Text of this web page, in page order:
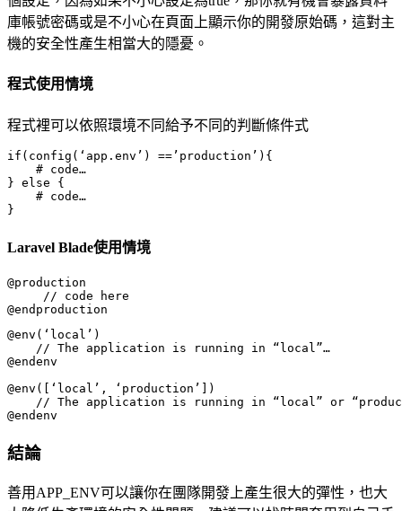
庫帳號密碼或是不小心在頁面上顯示你的開發原始碼，這對主
機的安全性產生相當大的隱憂。
程式使用情境
程式裡可以依照環境不同給予不同的判斷條件式
if(config(‘app.env’) ==’production’){
    # code…
} else {
    # code…
}
Laravel Blade使用情境
@production
     // code here
@endproduction
@env(‘local’)
    // The application is running in “local”…
@endenv
@env([‘local’, ‘production’])
// The application is running in “local” or
@endenv
結論
善用APP_ENV可以讓你在團隊開發上產生很大的彈性，也大